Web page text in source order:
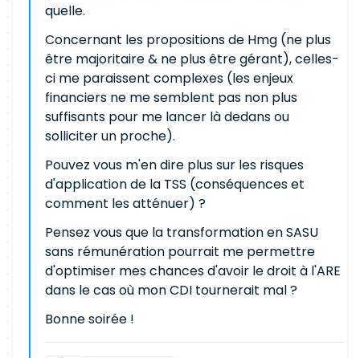
quelle.
Concernant les propositions de Hmg (ne plus
être majoritaire & ne plus être gérant), celles-
ci me paraissent complexes (les enjeux
financiers ne me semblent pas non plus
suffisants pour me lancer là dedans ou
solliciter un proche).
Pouvez vous m'en dire plus sur les risques
d'application de la TSS (conséquences et
comment les atténuer) ?
Pensez vous que la transformation en SASU
sans rémunération pourrait me permettre
d'optimiser mes chances d'avoir le droit à l'ARE
dans le cas où mon CDI tournerait mal ?
Bonne soirée !